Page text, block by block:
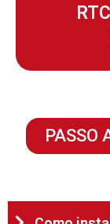
PASSO